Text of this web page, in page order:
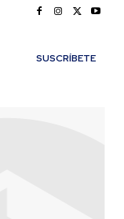
SUSCRÍBETE